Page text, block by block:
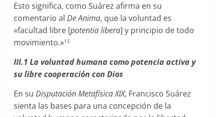
Esto significa, como Suárez afirma en su
comentario alDe Anima, que la voluntad es
«facultad libre [potentia libera] y principio de todo
movimiento.»15
III.1 La voluntad humana como potencia activa y
su libre cooperación con Dios
En suDisputación Metafísica XIX, Francisco Suárez
sienta las bases para una concepción de la